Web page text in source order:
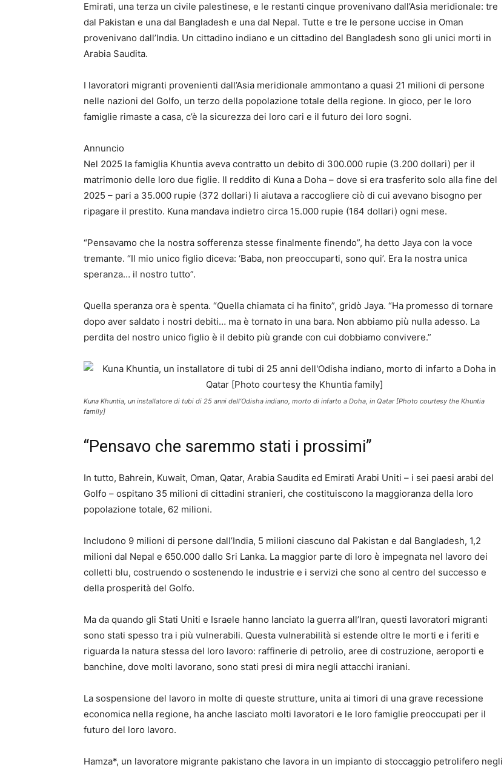
Emirati, una terza un civile palestinese, e le restanti cinque provenivano dall’Asia meridionale: tre
dal Pakistan e una dal Bangladesh e una dal Nepal. Tutte e tre le persone uccise in Oman
provenivano dall’India. Un cittadino indiano e un cittadino del Bangladesh sono gli unici morti in
Arabia Saudita.
I lavoratori migranti provenienti dall’Asia meridionale ammontano a quasi 21 milioni di persone
nelle nazioni del Golfo, un terzo della popolazione totale della regione. In gioco, per le loro
famiglie rimaste a casa, c’è la sicurezza dei loro cari e il futuro dei loro sogni.
Annuncio
Nel 2025 la famiglia Khuntia aveva contratto un debito di 300.000 rupie (3.200 dollari) per il
matrimonio delle loro due figlie. Il reddito di Kuna a Doha – dove si era trasferito solo alla fine del
2025 – pari a 35.000 rupie (372 dollari) li aiutava a raccogliere ciò di cui avevano bisogno per
ripagare il prestito. Kuna mandava indietro circa 15.000 rupie (164 dollari) ogni mese.
“Pensavamo che la nostra sofferenza stesse finalmente finendo”, ha detto Jaya con la voce
tremante. “Il mio unico figlio diceva: ‘Baba, non preoccuparti, sono qui’. Era la nostra unica
speranza… il nostro tutto”.
Quella speranza ora è spenta. “Quella chiamata ci ha finito”, gridò Jaya. “Ha promesso di tornare
dopo aver saldato i nostri debiti… ma è tornato in una bara. Non abbiamo più nulla adesso. La
perdita del nostro unico figlio è il debito più grande con cui dobbiamo convivere.”
Kuna Khuntia, un installatore di tubi di 25 anni dell’Odisha indiano, morto di infarto a Doha, in Qatar [Photo courtesy the Khuntia
family]
“Pensavo che saremmo stati i prossimi”
In tutto, Bahrein, Kuwait, Oman, Qatar, Arabia Saudita ed Emirati Arabi Uniti – i sei paesi arabi del
Golfo – ospitano 35 milioni di cittadini stranieri, che costituiscono la maggioranza della loro
popolazione totale, 62 milioni.
Includono 9 milioni di persone dall’India, 5 milioni ciascuno dal Pakistan e dal Bangladesh, 1,2
milioni dal Nepal e 650.000 dallo Sri Lanka. La maggior parte di loro è impegnata nel lavoro dei
colletti blu, costruendo o sostenendo le industrie e i servizi che sono al centro del successo e
della prosperità del Golfo.
Ma da quando gli Stati Uniti e Israele hanno lanciato la guerra all’Iran, questi lavoratori migranti
sono stati spesso tra i più vulnerabili. Questa vulnerabilità si estende oltre le morti e i feriti e
riguarda la natura stessa del loro lavoro: raffinerie di petrolio, aree di costruzione, aeroporti e
banchine, dove molti lavorano, sono stati presi di mira negli attacchi iraniani.
La sospensione del lavoro in molte di queste strutture, unita ai timori di una grave recessione
economica nella regione, ha anche lasciato molti lavoratori e le loro famiglie preoccupati per il
futuro del loro lavoro.
Hamza*, un lavoratore migrante pakistano che lavora in un impianto di stoccaggio petrolifero negli